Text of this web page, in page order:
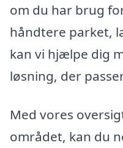
om du har brug
håndtere parket,
kan vi hjælpe dig
løsning, der
Med vores
området, kan du